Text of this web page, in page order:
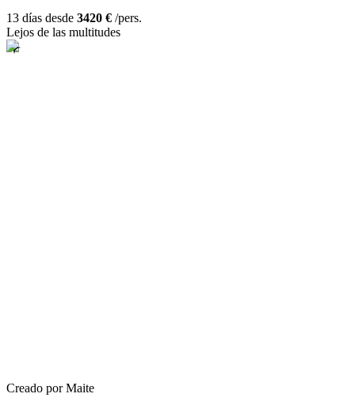
13 días desde 3420 € /pers.
Lejos de las multitudes
Creado por Maite